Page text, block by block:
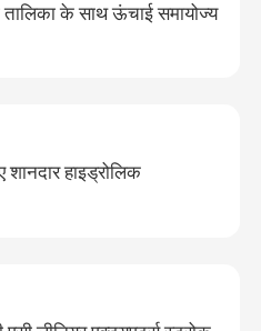
के साथ ऊंचाई समायोज्य
हाइड्रोलिक